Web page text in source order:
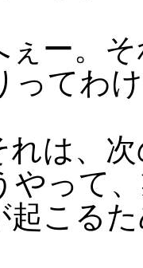
。それ
ってわ
の選
やって
起こる